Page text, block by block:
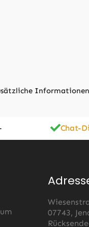
Informationen
Chat-
07743,